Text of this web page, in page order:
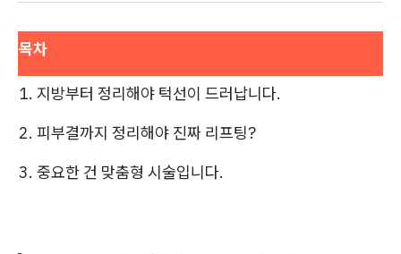
목차
1. 지방부터 정리해야 턱선이 드러납니다.
2. 피부결까지 정리해야 진짜 리프팅?
3. 중요한 건 맞춤형 시술입니다.